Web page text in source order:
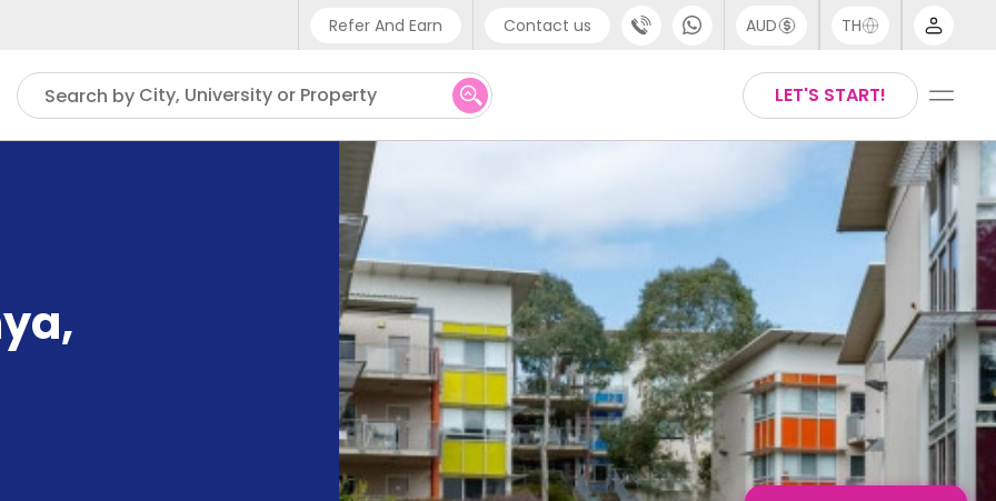
Refer And Earn Contact us
Phone support
UK - +44 (0) 20 3871 8666
AUD TH
Thai
LET'S START!
Search by City, University or Property
,